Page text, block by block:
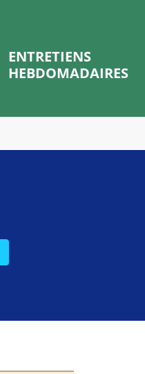
ENTRETIENS
HEBDOMADAIRES